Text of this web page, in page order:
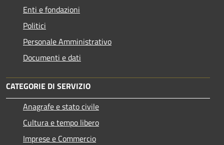
Enti e fondazioni
Politici
Personale Amministrativo
Documenti e dati
CATEGORIE DI SERVIZIO
Anagrafe e stato civile
Cultura e tempo libero
Imprese e Commercio